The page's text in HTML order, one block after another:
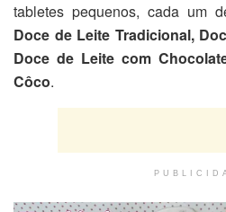
tabletes pequenos, cada um
Doce de Leite Tradicional,
Doce de Leite com
Côco.